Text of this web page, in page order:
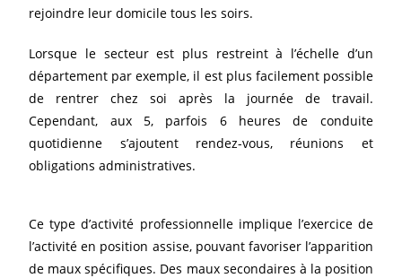
rejoindre leur domicile tous les soirs.
Lorsque le secteur est plus restreint à l’échelle d’un
département par exemple, il est plus facilement possible
de rentrer chez soi après la journée de travail.
Cependant, aux 5, parfois 6 heures de conduite
quotidienne s’ajoutent rendez-vous, réunions et
obligations administratives.
Ce type d’activité professionnelle implique l’exercice de
l’activité en position assise, pouvant favoriser l’apparition
de maux spécifiques. Des maux secondaires à la position